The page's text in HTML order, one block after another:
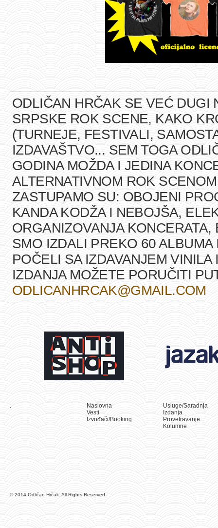
ODLIČAN HRČAK SE VEĆ DUGI
SRPSKE ROK SCENE, KAKO
(TURNEJE, FESTIVALI,
IZDAVAŠTVO... SEM TOGA
GODINA MOŽDA I JEDINA
ALTERNATIVNOM ROK
ZASTUPAMO SU: OBOJENI
KANDA KODŽA I NEBOJŠA,
ORGANIZOVANJA
SMO IZDALI PREKO 60
POČELI SA IZDAVANJEM
IZDANJA MOŽETE PORUČITI
ODLICANHRCAK@GMAIL.COM
.
Naslovna
Vesti
Izvođači/Booking
Usluge/Saradnja
Izdanja
Provetravanje
Kolumne
© 2014 Odličan Hrčak. All Rights Reserved.